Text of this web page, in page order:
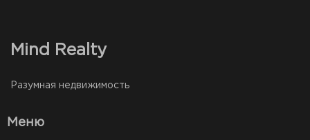
Mind Realty
Разумная недвижимость
Меню